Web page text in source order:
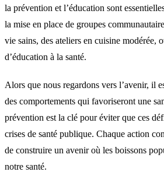
la prévention et l’éducation sont
la mise en place de groupes
vie sains, des ateliers en cuisine modérée,
d’éducation à la santé.
Alors que nous regardons vers l’avenir, il
des comportements qui favoriseront une
prévention est la clé pour éviter que ces
crises de santé publique. Chaque action
de construire un avenir où les boissons
notre santé.